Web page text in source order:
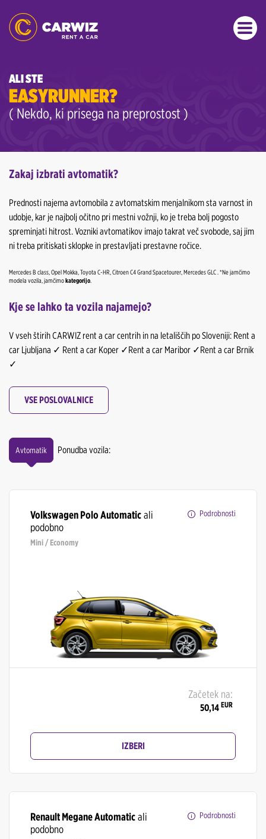
ALI STE
EASYRUNNER?
( Nekdo, ki prisega na preprostost )
Zakaj izbrati avtomatik?
Prednosti najema avtomobila z avtomatskim menjalnikom sta varnost in
udobje, kar je najbolj očitno pri mestni vožnji, ko je treba bolj pogosto
spreminjati hitrost. Vozniki avtomatikov imajo takrat več svobode, saj jim
ni treba pritiskati sklopke in prestavljati prestavne ročice.
Mercedes B class, Opel Mokka, Toyota C-HR, Citroen C4 Grand Spacetourer, Mercedes GLC . *Ne jamčimo
modela vozila, jamčimokategorijo.
Kje se lahko ta vozila najamejo?
V vseh štirih CARWIZ rent a car centrih in na letališčih po Sloveniji: Rent a
car Ljubljana ✓ Rent a car Koper ✓Rent a car Maribor ✓Rent a car Brnik
✓
VSE POSLOVALNICE
Avtomatik Ponudba vozila:
Volkswagen Polo Automaticali
podobno
Podrobnosti
Mini / Economy
Začetek na:
50,14 EUR
IZBERI
Renault Megane Automaticali
podobno
Podrobnosti